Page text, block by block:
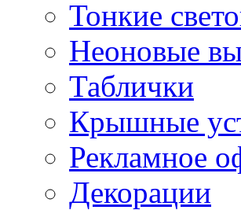
Тонкие
Неоновые
Таблички
Крышные
Рекламное
Декорации